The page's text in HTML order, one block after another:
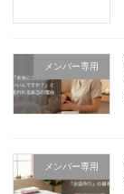
メンバー専用
メンバー専用